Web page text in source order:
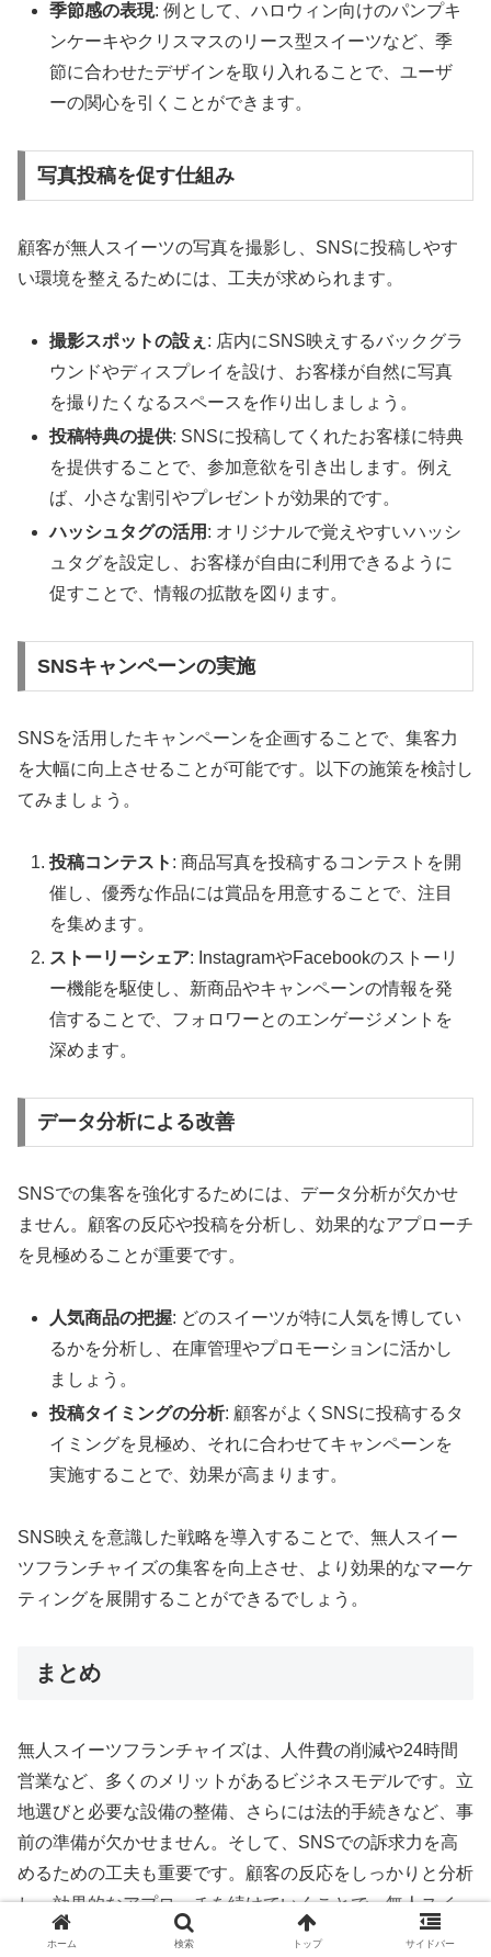
季節感の表現: 例として、ハロウィン向けのパンプキ
ンケーキやクリスマスのリース型スイーツなど、季
節に合わせたデザインを取り入れることで、ユーザ
ーの関心を引くことができます。
写真投稿を促す仕組み
顧客が無人スイーツの写真を撮影し、SNSに投稿しやす
い環境を整えるためには、工夫が求められます。
撮影スポットの設ぇ : 店内にSNS映えするバックグラ
ウンドやディスプレイを設け、お客様が自然に写真
を撮りたくなるスペースを作り出しましょう。
投稿特典の提供: SNSに投稿してくれたお客様に特典
を提供することで、参加意欲を引き出します。例え
ば、小さな割引やプレゼントが効果的です。
ハッシュタグの活用 : オリジナルで覚えやすいハッシ
ュタグを設定し、お客様が自由に利用できるように
促すことで、情報の拡散を図ります。
SNSキャンペーンの実施
SNSを活用したキャンペーンを企画することで、集客力
を大幅に向上させることが可能です。以下の施策を検討し
てみましょう。
投稿コンテスト : 商品写真を投稿するコンテストを開
催し、優秀な作品には賞品を用意することで、注目
を集めます。
ストーリーシェア: InstagramやFacebookのストーリ
ー機能を駆使し、新商品やキャンペーンの情報を発
信することで、フォロワーとのエンゲージメントを
深めます。
データ分析による改善
SNSでの集客を強化するためには、データ分析が欠かせ
ません。顧客の反応や投稿を分析し、効果的なアプローチ
を見極めることが重要です。
人気商品の把握: どのスイーツが特に人気を博してい
るかを分析し、在庫管理やプロモーションに活かし
ましょう。
投稿タイミングの分析: 顧客がよくSNSに投稿するタ
イミングを見極め、それに合わせてキャンペーンを
実施することで、効果が高まります。
SNS映えを意識した戦略を導入することで、無人スイー
ツフランチャイズの集客を向上させ、より効果的なマーケ
ティングを展開することができるでしょう。
まとめ
無人スイーツフランチャイズは、人件費の削減や24時間
営業など、多くのメリットがあるビジネスモデルです。立
地選びと必要な設備の整備、さらには法的手続きなど、事
前の準備が欠かせません。そして、SNSでの訴求力を高
めるための工夫も重要です。顧客の反応をしっかりと分析
し、効果的なアプローチを続けていくことで、無人スイー
ツフランチャイズは大きな可能性を秘めた魅力的なビジネ
ホーム 検索 トップ サイドバー